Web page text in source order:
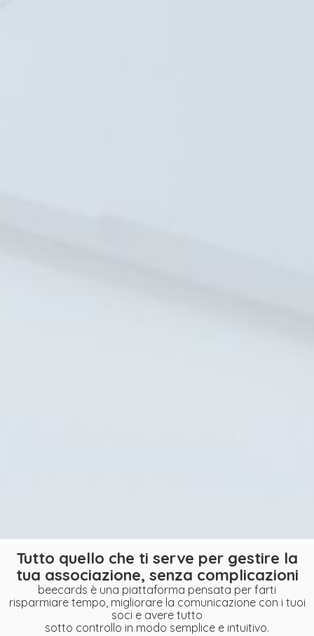
Tutto quello che ti serve per gestire la
tua associazione, senza complicazioni
beecards è una piattaforma pensata per farti
risparmiare tempo, migliorare la comunicazione con i tuoi
soci e avere tutto
sotto controllo in modo semplice e intuitivo.